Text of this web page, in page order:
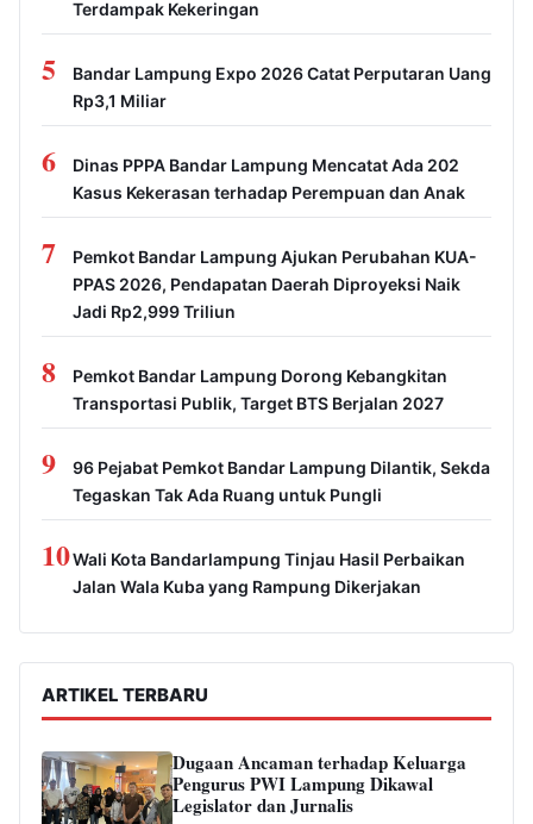
Terdampak Kekeringan
5
Bandar Lampung Expo 2026 Catat Perputaran Uang
Rp3,1 Miliar
6
Dinas PPPA Bandar Lampung Mencatat Ada 202
Kasus Kekerasan terhadap Perempuan dan Anak
7
Pemkot Bandar Lampung Ajukan Perubahan KUA-
PPAS 2026, Pendapatan Daerah Diproyeksi Naik
Jadi Rp2,999 Triliun
8
Pemkot Bandar Lampung Dorong Kebangkitan
Transportasi Publik, Target BTS Berjalan 2027
9
96 Pejabat Pemkot Bandar Lampung Dilantik, Sekda
Tegaskan Tak Ada Ruang untuk Pungli
10Wali Kota Bandarlampung Tinjau Hasil Perbaikan
Jalan Wala Kuba yang Rampung Dikerjakan
ARTIKEL TERBARU
Dugaan Ancaman terhadap Keluarga
Pengurus PWI Lampung Dikawal
Legislator dan Jurnalis